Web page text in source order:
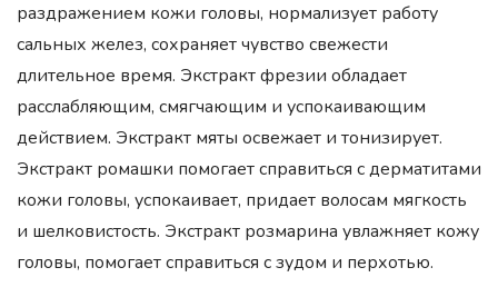
раздражением кожи головы, нормализует работу
сальных желез, сохраняет чувство свежести
длительное время. Экстракт фрезии обладает
расслабляющим, смягчающим и успокаивающим
действием. Экстракт мяты освежает и тонизирует.
Экстракт ромашки помогает справиться с дерматитами
кожи головы, успокаивает, придает волосам мягкость
и шелковистость. Экстракт розмарина увлажняет кожу
головы, помогает справиться с зудом и перхотью.